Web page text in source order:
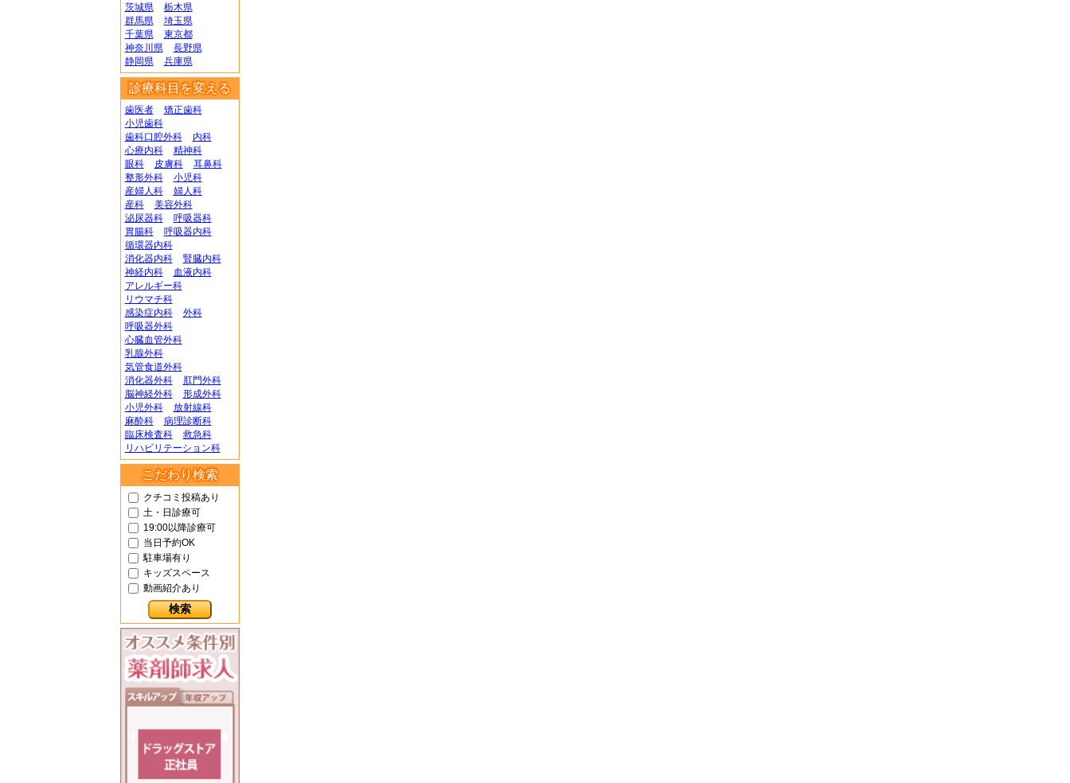
茨城県
栃木県
群馬県
埼玉県
千葉県
東京都
神奈川県
長野県
静岡県
兵庫県
診療科目を変える
歯医者
矯正歯科
小児歯科
歯科口腔外科
内科
心療内科
精神科
眼科
皮膚科
耳鼻科
整形外科
小児科
産婦人科
婦人科
産科
美容外科
泌尿器科
呼吸器科
胃腸科
呼吸器内科
循環器内科
消化器内科
腎臓内科
神経内科
血液内科
アレルギー科
リウマチ科
感染症内科
外科
呼吸器外科
心臓血管外科
乳腺外科
気管食道外科
消化器外科
肛門外科
脳神経外科
形成外科
小児外科
放射線科
麻酔科
病理診断科
臨床検査科
救急科
リハビリテーション科
こだわり検索
クチコミ投稿あり
土・日診療可
19:00以降診療可
当日予約OK
駐車場有り
キッズスペース
動画紹介あり